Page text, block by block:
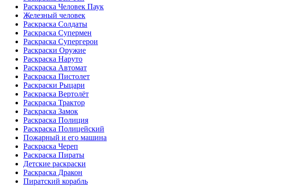
Раскраска Человек Паук
Железный человек
Раскраска Солдаты
Раскраска Супермен
Раскраска Супергерои
Раскраски Оружие
Раскраска Наруто
Раскраска Автомат
Раскраска Пистолет
Раскраски Рыцари
Раскраска Вертолёт
Раскраска Трактор
Раскраска Замок
Раскраска Полиция
Раскраска Полицейский
Пожарный и его машина
Раскраска Череп
Раскраска Пираты
Детские раскраски
Раскраска Дракон
Пиратский корабль